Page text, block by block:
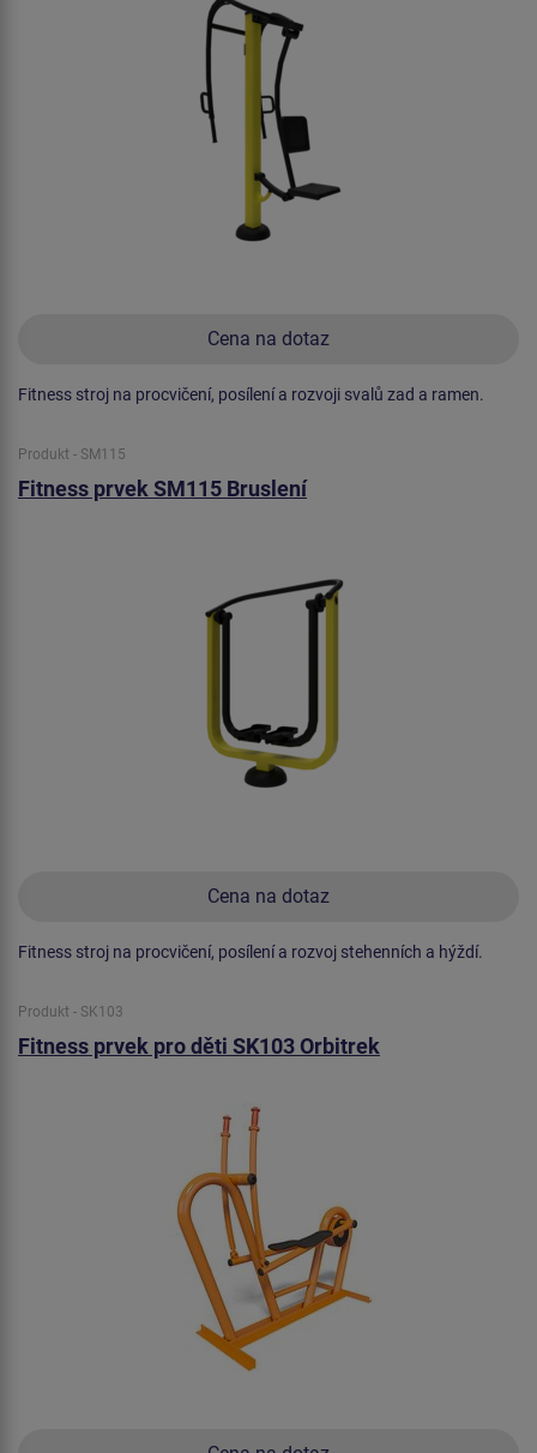
Cena na dotaz
Fitness stroj na procvičení, posílení a rozvoji svalů zad a ramen.
Produkt - SM115
Fitness prvek SM115 Bruslení
Cena na dotaz
Fitness stroj na procvičení, posílení a rozvoj stehenních a hýždí.
Produkt - SK103
Fitness prvek pro děti SK103 Orbitrek